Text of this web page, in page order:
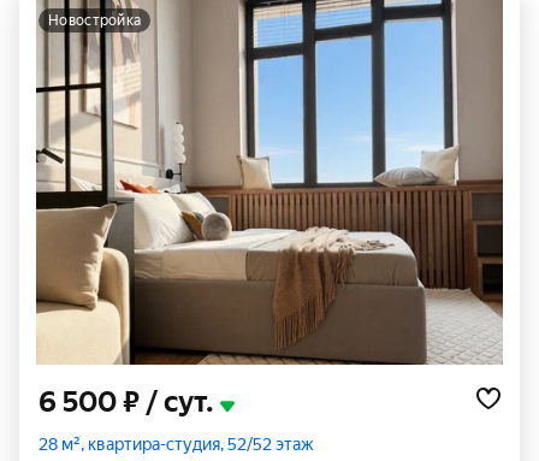
новостройка
6 500 ₽ / сут.
28 м², квартира-студия, 52/52 этаж